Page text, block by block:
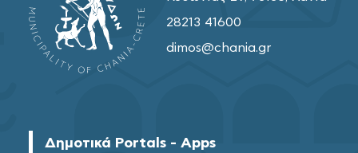
28213 41600
dimos@chania.gr
Δημοτικά Portals - Apps